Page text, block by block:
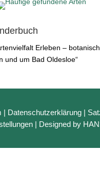
Erleben –
und um Bad Oldesloe“
| Datenschutzerklärung |
| Designed by